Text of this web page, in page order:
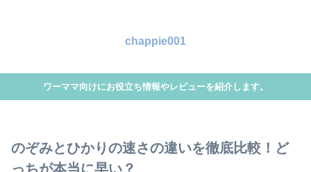
chappie001
ワーママ向けにお役立ち情報やレビューを紹介します。
のぞみとひかりの速さの違いを徹底比較！ど
っちが本当に早い？